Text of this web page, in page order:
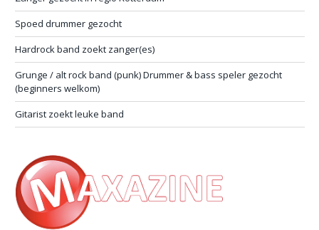
Spoed drummer gezocht
Hardrock band zoekt zanger(es)
Grunge / alt rock band (punk) Drummer & bass speler gezocht
(beginners welkom)
Gitarist zoekt leuke band